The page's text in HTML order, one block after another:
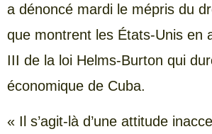
a dénoncé mardi le mépris du
que montrent les États-Unis en
III de la loi Helms-Burton qui
économique de Cuba.
« Il s’agit-là d’une attitude